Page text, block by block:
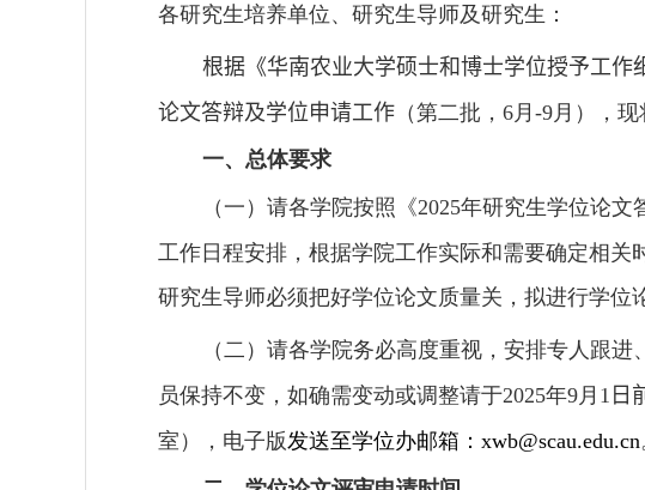
各研究生培养单位、研究生导师及研究生：
根据《华南农业大学硕士和博士学位授予工作
论文答辩及学位申请工作 （第二批， 6 月 -9 月） ，
一、总体要求
（一）请各学院按照《2025年研究生学位论文
工作日程安排，根据学院工作实际和需要确定相关
研究生导师必须把好学位论文质量关，拟进行学位
（二）请各学院务必高度重视，安排专人跟
员保持不变，如确需变动或调整请于2025年9 月 1 日
室），电子版发送至学位办邮箱： xwb@scau.edu.cn